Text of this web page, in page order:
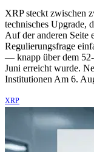
XRP steckt zwischen
technisches Upgrade,
Auf der anderen Seite
Regulierungsfrage
— knapp über dem
Juni erreicht wurde.
Institutionen Am 6.
XRP